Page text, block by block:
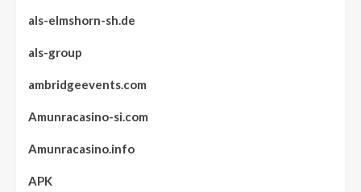
als-elmshorn-sh.de
als-group
ambridgeevents.com
Amunracasino-si.com
Amunracasino.info
APK